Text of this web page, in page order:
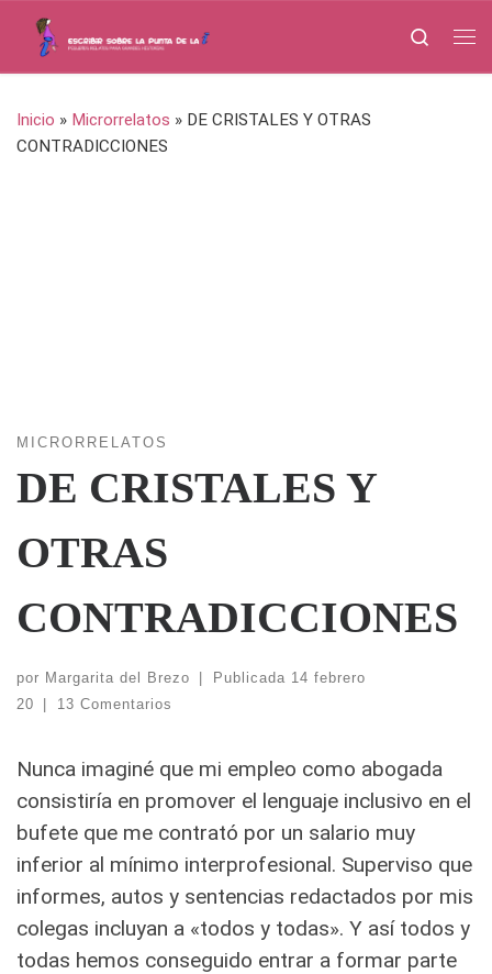
Saltar al contenido
Search
Inicio » Microrrelatos » DE CRISTALES Y OTRAS
CONTRADICCIONES
MICRORRELATOS
DE CRISTALES Y
OTRAS
CONTRADICCIONES
por Margarita del Brezo | Publicada 14 febrero
20
| 13 Comentarios
Nunca imaginé que mi empleo como abogada
consistiría en promover el lenguaje inclusivo en el
bufete que me contrató por un salario muy
inferior al mínimo interprofesional. Superviso que
informes, autos y sentencias redactados por mis
colegas incluyan a «todos y todas». Y así todos y
todas hemos conseguido entrar a formar parte